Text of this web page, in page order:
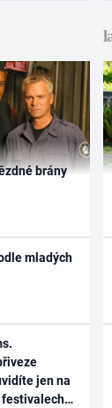
brány
mladých
jen na